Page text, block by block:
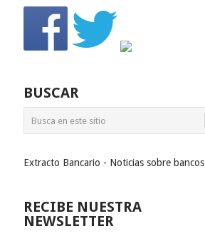
BUSCAR
Extracto Bancario - Noticias sobre bancos
RECIBE NUESTRA
NEWSLETTER